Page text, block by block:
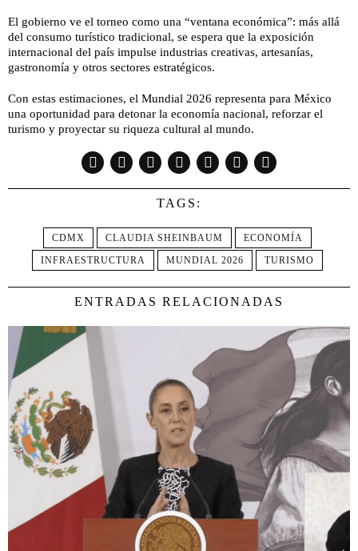
El gobierno ve el torneo como una “ventana económica”: más allá
del consumo turístico tradicional, se espera que la exposición
internacional del país impulse industrias creativas, artesanías,
gastronomía y otros sectores estratégicos.
Con estas estimaciones, el Mundial 2026 representa para México
una oportunidad para detonar la economía nacional, reforzar el
turismo y proyectar su riqueza cultural al mundo.
TAGS:
CDMX CLAUDIA SHEINBAUM
ECONOMÍA
INFRAESTRUCTURA
MUNDIAL 2026 TURISMO
ENTRADAS RELACIONADAS